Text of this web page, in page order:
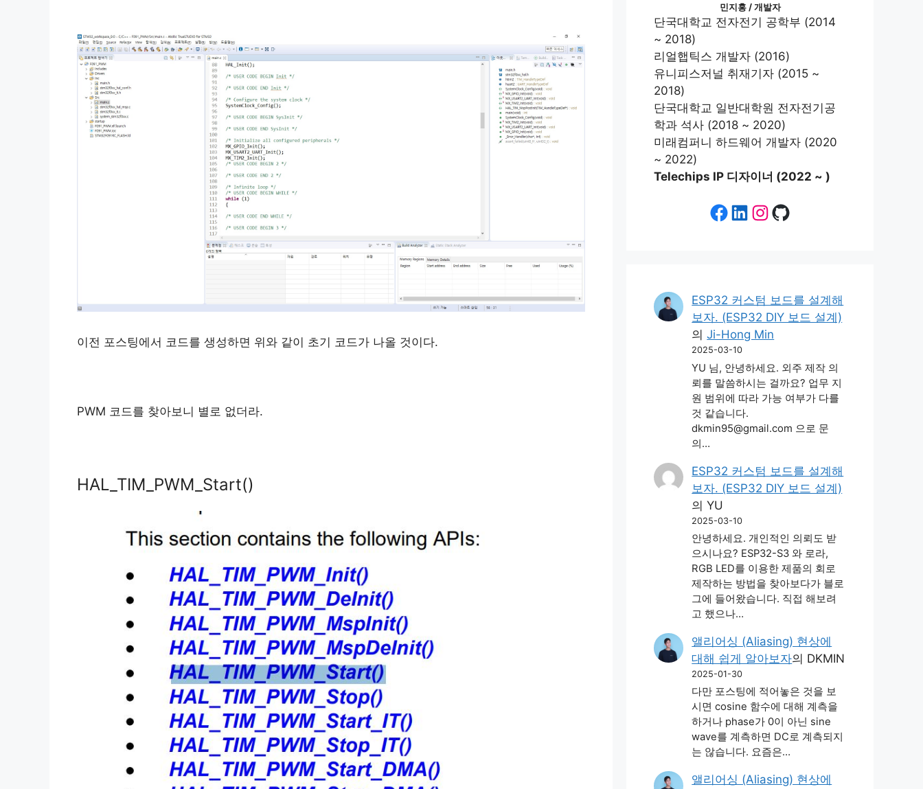
이전 포스팅에서 코드를 생성하면 위와 같이 초기 코드가 나올 것이다.
PWM 코드를 찾아보니 별로 없더라.
HAL_TIM_PWM_Start()
민지홍 / 개발자
단국대학교 전자전기 공학부 (2014
~ 2018)
리얼햅틱스 개발자 (2016)
유니피스저널 취재기자 (2015 ~
2018)
단국대학교 일반대학원 전자전기공
학과 석사 (2018 ~ 2020)
미래컴퍼니 하드웨어 개발자 (2020
~ 2022)
Telechips IP 디자이너 (2022 ~ )
Facebook
LinkedIn
Instagram
GitHub
ESP32 커스텀 보드를 설계해
보자. (ESP32 DIY 보드 설계)
의Ji-Hong Min
2025-03-10
YU 님, 안녕하세요. 외주 제작 의
뢰를 말씀하시는 걸까요? 업무 지
원 범위에 따라 가능 여부가 다를
것 같습니다.
dkmin95@gmail.com 으로 문
의…
ESP32 커스텀 보드를 설계해
보자. (ESP32 DIY 보드 설계)
의YU
2025-03-10
안녕하세요. 개인적인 의뢰도 받
으시나요? ESP32-S3 와 로라,
RGB LED를 이용한 제품의 회로
제작하는 방법을 찾아보다가 블로
그에 들어왔습니다. 직접 해보려
고 했으나…
앨리어싱 (Aliasing) 현상에
대해 쉽게 알아보자의 DKMIN
2025-01-30
다만 포스팅에 적어놓은 것을 보
시면 cosine 함수에 대해 계측을
하거나 phase가 0이 아닌 sine
wave를 계측하면 DC로 계측되지
는 않습니다. 요즘은…
앨리어싱 (Aliasing) 현상에